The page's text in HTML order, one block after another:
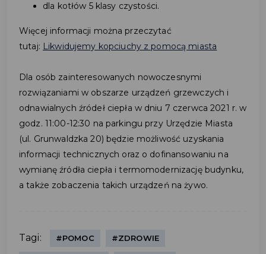
dla kotłów 5 klasy czystości.
Więcej informacji można przeczytać
tutaj: Likwidujemy kopciuchy z pomocą miasta
Dla osób zainteresowanych nowoczesnymi
rozwiązaniami w obszarze urządzeń grzewczych i
odnawialnych źródeł ciepła w dniu 7 czerwca 2021 r. w
godz. 11:00-12:30 na parkingu przy Urzędzie Miasta
(ul. Grunwaldzka 20) będzie możliwość uzyskania
informacji technicznych oraz o dofinansowaniu na
wymianę źródła ciepła i termomodernizację budynku,
a także zobaczenia takich urządzeń na żywo.
Tagi: #POMOC #ZDROWIE